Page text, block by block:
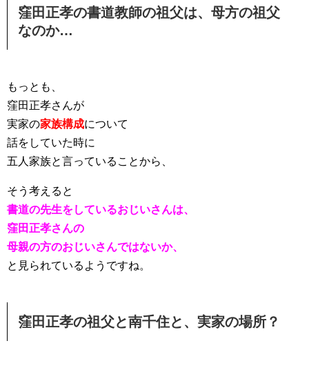
窪田正孝の書道教師の祖父は、母方の祖父
なのか…
もっとも、
窪田正孝さんが
実家の家族構成について
話をしていた時に
五人家族と言っていることから、
そう考えると
書道の先生をしているおじいさんは、
窪田正孝さんの
母親の方のおじいさんではないか、
と見られているようですね。
窪田正孝の祖父と南千住と、実家の場所？